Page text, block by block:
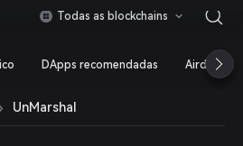
Todas as blockchains
DApps recomendadas Airdrop
UnMarshal